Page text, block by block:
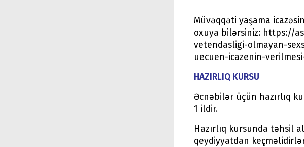
Müvəqqəti yaşama
oxuya bilərsiniz: https://
vetendasligi-olmayan-
uecuen-icazenin-
HAZIRLIQ KURSU
Əcnəbilər üçün hazırlıq
1 ildir.
Hazırlıq kursunda təhsil
qeydiyyatdan